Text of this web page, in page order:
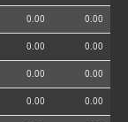
0.00 0.00
0.00 0.00
0.00 0.00
0.00 0.00